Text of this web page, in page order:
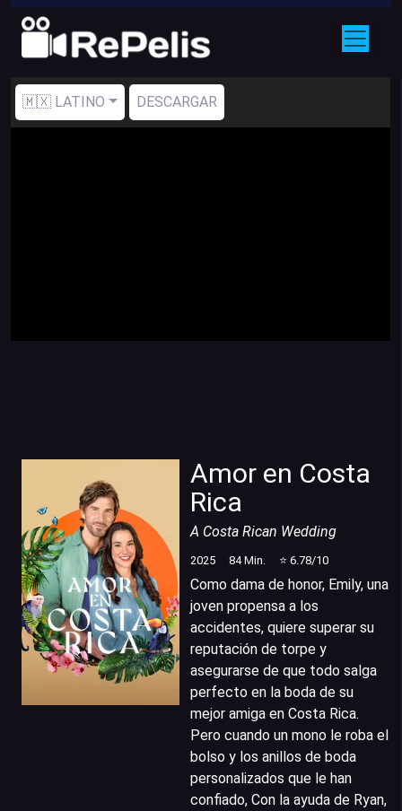
🇲🇽 LATINO DESCARGAR
Amor en Costa
Rica
A Costa Rican Wedding
2025 84Min. ⭐ 6.78/10
Como dama de honor, Emily, una
joven propensa a los
accidentes, quiere superar su
reputación de torpe y
asegurarse de que todo salga
perfecto en la boda de su
mejor amiga en Costa Rica.
Pero cuando un mono le roba el
bolso y los anillos de boda
personalizados que le han
confiado, Con la ayuda de Ryan,